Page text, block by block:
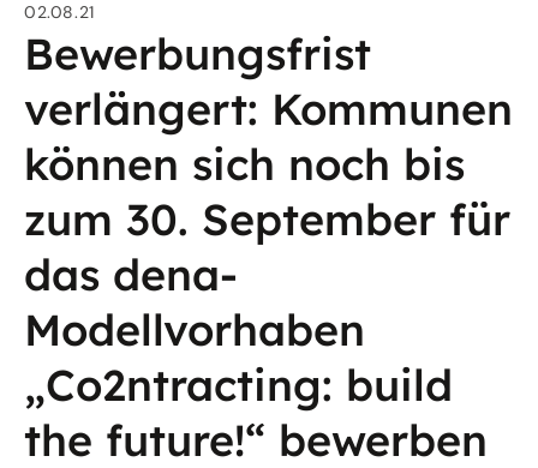
zur
Startseite
02.08.21
Bewerbungsfrist
verlängert: Kommunen
können sich noch bis
zum 30. September für
das dena-
Modellvorhaben
„Co2ntracting: build
the future!“ bewerben